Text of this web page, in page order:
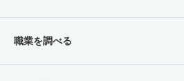
職業を調べる